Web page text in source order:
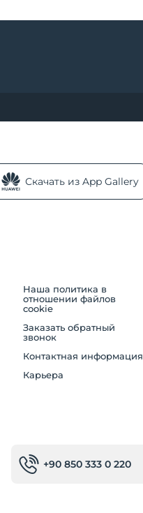
Скачать из App Gallery
Наша политика в
отношении файлов
cookie
Заказать обратный
звонок
Контактная информация
Карьера
+90 850 333 0 220